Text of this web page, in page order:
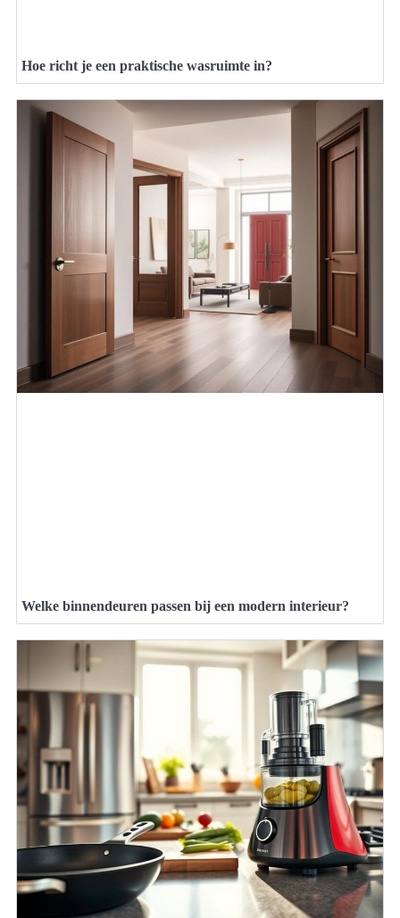
Hoe richt je een praktische wasruimte in?
Welke binnendeuren passen bij een modern interieur?